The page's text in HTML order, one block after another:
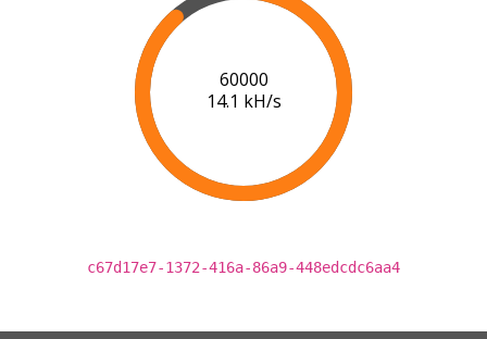
62000
14.2 kH/s
c67d17e7-1372-416a-86a9-448edcdc6aa4